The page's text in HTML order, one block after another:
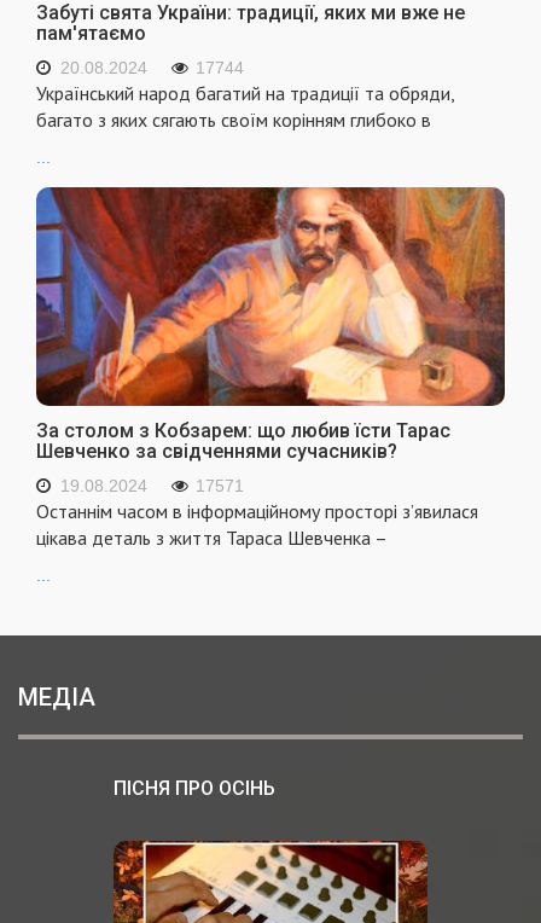
Забуті свята України: традиції, яких ми вже не
пам'ятаємо
20.08.2024 17744
Український народ багатий на традиції та обряди,
багато з яких сягають своїм корінням глибоко в
...
За столом з Кобзарем: що любив їсти Тарас
Шевченко за свідченнями сучасників?
19.08.2024 17571
Останнім часом в інформаційному просторі з’явилася
цікава деталь з життя Тараса Шевченка –
МЕДІА
ПІСНЯ ПРО ОСІНЬ